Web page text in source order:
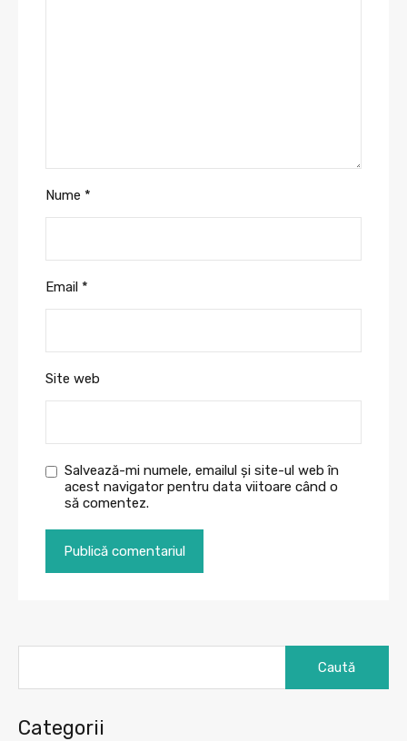
Nume *
Email *
Site web
Salvează-mi numele, emailul și site-ul web în
acest navigator pentru data viitoare când o
să comentez.
Categorii